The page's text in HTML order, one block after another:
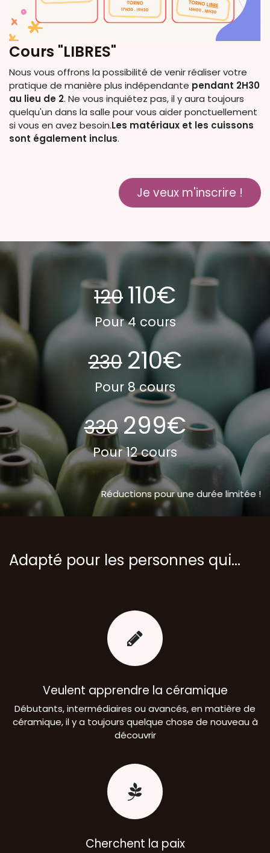
Cours "LIBRES"
Nous vous offrons la possibilité de venir réaliser votre
pratique de manière plus indépendante pendant 2H30
au lieu de 2. Ne vous inquiétez pas, il y aura toujours
quelqu'un dans la salle pour vous aider ponctuellement
si vous en avez besoin.Les matériaux et les cuissons
sont également inclus.
Je veux m'inscrire !
120 110€
Pour 4 cours
230 210€
Pour 8 cours
330299€
Pour 12 cours
Réductions pour une durée limitée !
Adapté pour les personnes qui...
Veulent apprendre la céramique
Débutants, intermédiaires ou avancés, en matière de
céramique, il y a toujours quelque chose de nouveau à
découvrir
Cherchent la paix